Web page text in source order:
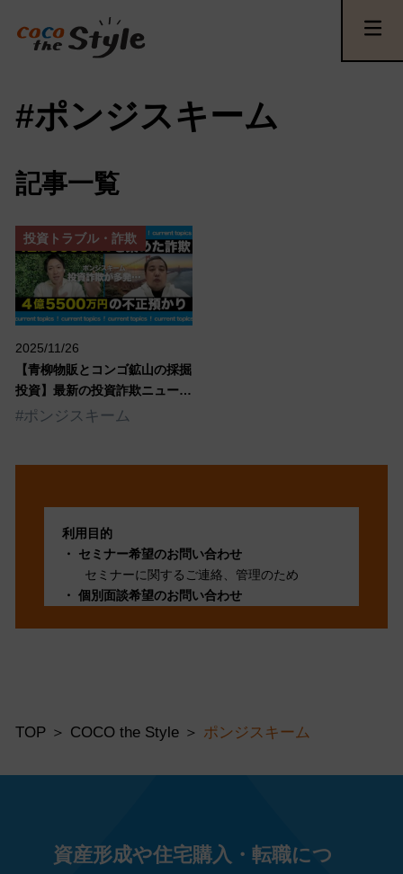
#ポンジスキーム
記事一覧
2025/11/26
【青柳物販とコンゴ鉱山の採掘
投資】最新の投資詐欺ニュース
から何を学べるか
#ポンジスキーム
投資トラブル・詐欺
利用目的
セミナー希望のお問い合わせ
セミナーに関するご連絡、管理のため
個別面談希望のお問い合わせ
第三者提供
当個人情報の取扱いを委託することがありま
すが、委託にあたっては、委託先における 個
TOP COCO the Style ポンジスキーム
資産形成や住宅購入・転職につ